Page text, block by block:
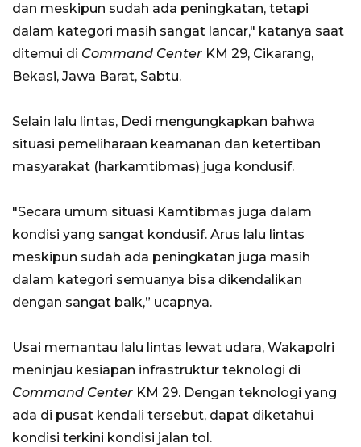
dan meskipun sudah ada peningkatan, tetapi
dalam kategori masih sangat lancar," katanya saat
ditemui di Command Center KM 29, Cikarang,
Bekasi, Jawa Barat, Sabtu.
Selain lalu lintas, Dedi mengungkapkan bahwa
situasi pemeliharaan keamanan dan ketertiban
masyarakat (harkamtibmas) juga kondusif.
"Secara umum situasi Kamtibmas juga dalam
kondisi yang sangat kondusif. Arus lalu lintas
meskipun sudah ada peningkatan juga masih
dalam kategori semuanya bisa dikendalikan
dengan sangat baik,” ucapnya.
Usai memantau lalu lintas lewat udara, Wakapolri
meninjau kesiapan infrastruktur teknologi di
Command Center KM 29. Dengan teknologi yang
ada di pusat kendali tersebut, dapat diketahui
kondisi terkini kondisi jalan tol.